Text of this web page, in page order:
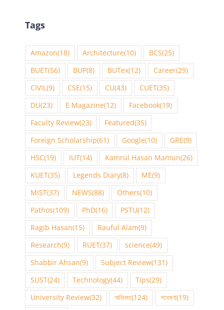
Tags
Amazon(18) Architecture(10) BCS(25)
BUET(56) BUP(8) BUTex(12) Career(29)
CIVIL(9) CSE(15) CU(43) CUET(35)
DU(23) E Magazine(12) Facebook(19)
Faculty Review(23) Featured(35)
Foreign Scholarship(61) Google(10) GRE(9)
HSC(19) IUT(14) Kamrul Hasan Mamun(26)
KUET(35) Legends Diary(8) ME(9)
MIST(37) NEWS(88) Others(10)
Pathos(109) PhD(16) PSTU(12)
Ragib Hasan(15) Rauful Alam(9)
Research(9) RUET(37) science(49)
Shabbir Ahsan(9) Subject Review(131)
SUST(24) Technology(44) Tips(29)
University Review(32) অভিমত(124) গবেষণা(19)